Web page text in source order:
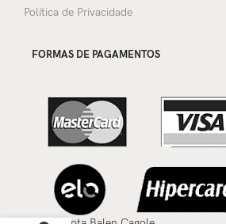
Política de Privacidade
FORMAS DE PAGAMENTOS